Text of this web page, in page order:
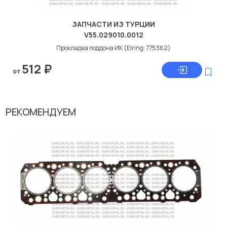
ЗАПЧАСТИ ИЗ ТУРЦИИ
V55.029010.0012
Прокладка поддона ИК (Elring: 775362)
от 512 ₽
РЕКОМЕНДУЕМ